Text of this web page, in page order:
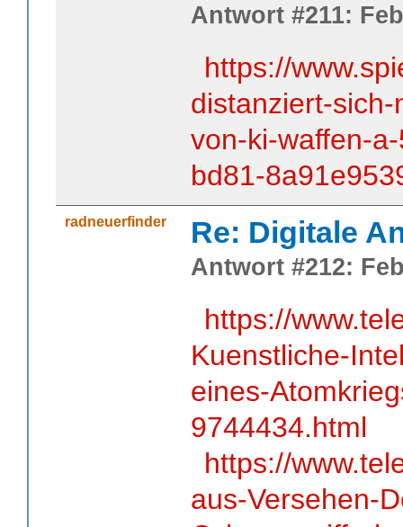
Antwort #211:
https://
distanziert-
von-ki-waffen-
bd81-
radneuerfinder Re: Digitale
Antwort #212:
https://
Kuenstliche-
eines-
9744434.html
https://
aus-Versehen-